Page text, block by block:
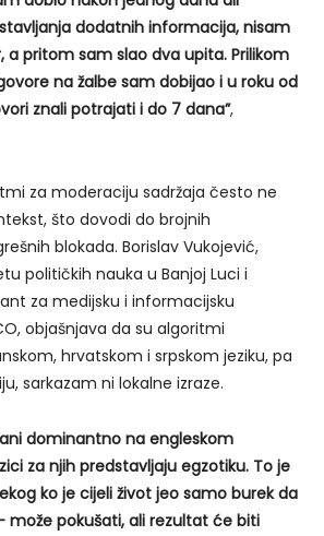
dodatnih informacija, nisam
a pritom sam slao dva upita. Prilikom
na žalbe sam dobijao i u roku od
znali potrajati i do 7 dana”,
za moderaciju sadržaja često ne
što dovodi do brojnih
blokada. Borislav Vukojević,
političkih nauka u Banjoj Luci i
za medijsku i informacijsku
objašnjava da su algoritmi
hrvatskom i srpskom jeziku, pa
sarkazam ni lokalne izraze.
dominantno na engleskom
za njih predstavljaju egzotiku. To je
ko je cijeli život jeo samo burek da
može pokušati, ali rezultat će biti